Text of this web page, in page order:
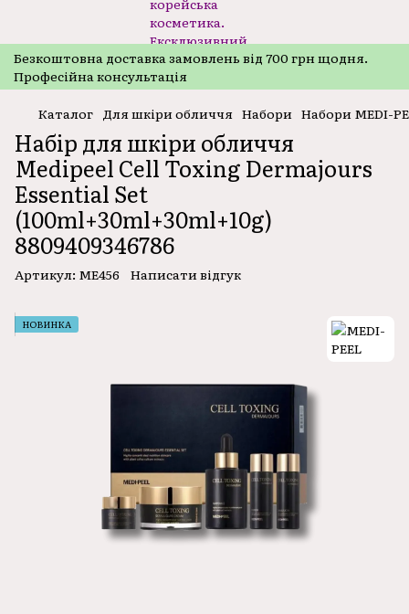
Безкоштовнa доставка замовлень від 700 грн щодня.
Професійна консультація
Каталог Для шкіри обличчя Набори Набори MEDI-
Набір для шкіри обличчя
Medipeel Cell Toxing Dermajours
Essential Set
(100ml+30ml+30ml+10g)
8809409346786
Артикул: ME456 Написати відгук
НОВИНКА